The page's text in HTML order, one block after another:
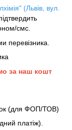
(Львів, вул.
смс.
перевізника.
за наш кошт
(для ФОП/ТОВ)
платіж).